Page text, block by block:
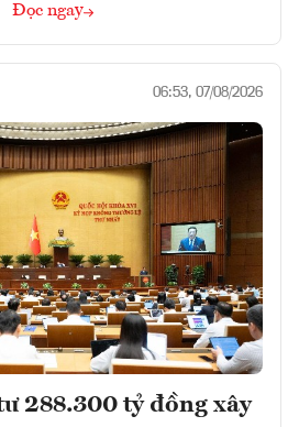
Đọc ngay
06:53, 07/08/2026
288.300 tỷ đồng xây